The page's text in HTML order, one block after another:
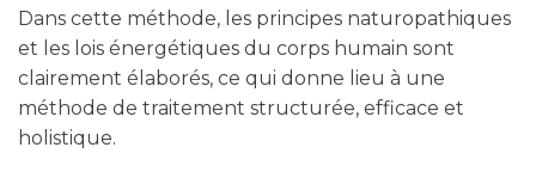
méthode de traitement structurée, efficace et
holistique.
Aujourd'hui, Dietmar Krämer est actif dans le
monde entier en tant qu'enseignant, auteur et